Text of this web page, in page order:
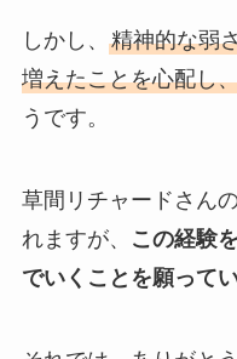
しかし、 精神的な弱
増えたことを心配し
うです。
草間リチャードさん
れますが、
この経験
でいくことを願ってい